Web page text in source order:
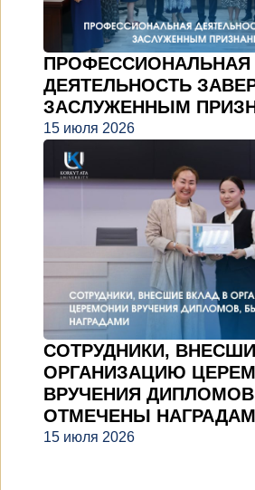
ПРОФЕССИОНАЛЬНАЯ
ДЕЯТЕЛЬНОСТЬ
ЗАСЛУЖЕННЫМ
15 июля 2026
СОТРУДНИКИ,
ОРГАНИЗАЦИЮ
ВРУЧЕНИЯ
ОТМЕЧЕНЫ
15 июля 2026